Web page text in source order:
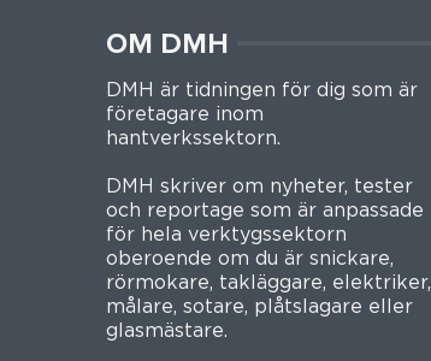
OM DMH
DMH är tidningen för dig som är
företagare inom
hantverkssektorn.
DMH skriver om nyheter, tester
och reportage som är anpassade
för hela verktygssektorn
oberoende om du är snickare,
rörmokare, takläggare, elektriker,
målare, sotare, plåtslagare eller
glasmästare.